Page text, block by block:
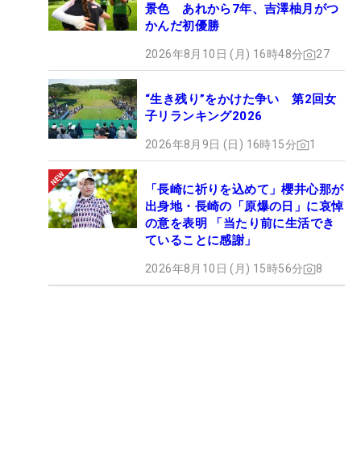
景色 あれから7年、吉澤柚月がつ
かんだ初優勝
2026年8月10日 (月) 16時48分 27
“生き残り”をかけた争い 第2回女
子リランキング2026
2026年8月9日 (日) 16時15分 1
「長崎に祈りを込めて」櫻井心那が
出身地・長崎の「原爆の日」に哀悼
の意を表明 「当たり前に生活でき
ていることに感謝」
2026年8月10日 (月) 15時56分 8